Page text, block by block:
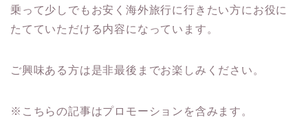
乗って少しでもお安く海外旅行に行きたい方にお役に
たてていただける内容になっています。
ご興味ある方は是非最後までお楽しみください。
※こちらの記事はプロモーションを含みます。